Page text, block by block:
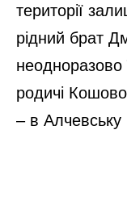
території
рідний брат
неодноразово
родичі
– в Алчевську